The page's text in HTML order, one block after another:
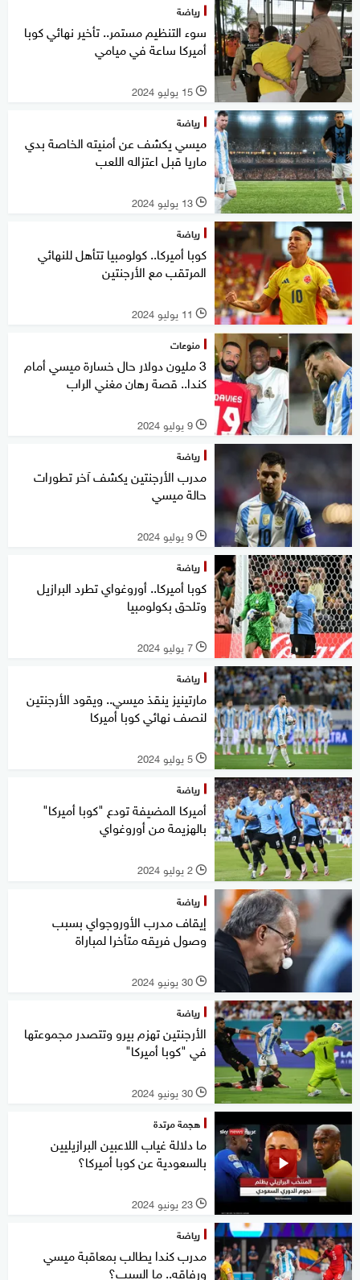
رياضة
سوء التنظيم مستمر.. تأخير نهائي كوبا
أميركا ساعة في ميامي
l 15 يوليو 2024
رياضة
ميسي يكشف عن أمنيته الخاصة بدي
ماريا قبل اعتزاله اللعب
l 13 يوليو 2024
رياضة
كوبا أميركا.. كولومبيا تتأهل للنهائي
المرتقب مع الأرجنتين
l 11 يوليو 2024
منوعات
3 مليون دولار حال خسارة ميسي أمام
كندا.. قصة رهان مغني الراب
l 9 يوليو 2024
رياضة
مدرب الأرجنتين يكشف آخر تطورات
حالة ميسي
l 9 يوليو 2024
رياضة
كوبا أميركا.. أوروغواي تطرد البرازيل
وتلحق بكولومبيا
l 7 يوليو 2024
رياضة
مارتينيز ينقذ ميسي.. ويقود الأرجنتين
لنصف نهائي كوبا أميركا
l 5 يوليو 2024
رياضة
أميركا المضيفة تودع "كوبا أميركا"
بالهزيمة من أوروغواي
l 2 يوليو 2024
رياضة
إيقاف مدرب الأوروجواي بسبب
وصول فريقه متأخرا لمباراة
l 30 يونيو 2024
رياضة
الأرجنتين تهزم بيرو وتتصدر مجموعتها
في "كوبا أميركا"
l 30 يونيو 2024
هجمة مرتدة
ما دلالة غياب اللاعبين البرازيليين
بالسعودية عن كوبا أميركا؟
l 23 يونيو 2024
رياضة
مدرب كندا يطالب بمعاقبة ميسي
ورفاقه.. ما السبب؟